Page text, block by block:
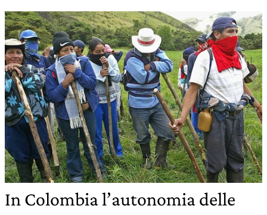
In Colombia l’autonomia delle